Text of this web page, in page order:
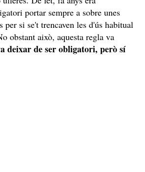
portar sempre a sobre unes
per si se't trencaven les d'ús habitual
obstant això, aquesta regla va
deixar de ser obligatori, però sí